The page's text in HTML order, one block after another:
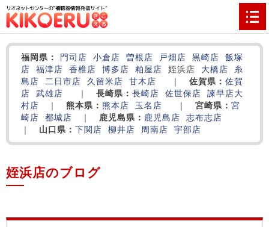
福岡県： 門司店 小倉店 曽根店 戸畑店 黒崎店
飯塚
店
福津店 香椎店 博多店 粕屋店 姪浜店 大橋店
糸
島店
二日市店 久留米店 甘木店 佐賀県： 佐賀
店
武雄店 長崎県： 長崎店 佐世保店 諫早店大
村店
熊本県： 熊本店 玉名店 宮崎県： 宮
崎店
都城店 鹿児島県： 鹿児島店
志布志店
山口県： 下関店 柳井店 周南店 宇部店
姪浜店のブログ